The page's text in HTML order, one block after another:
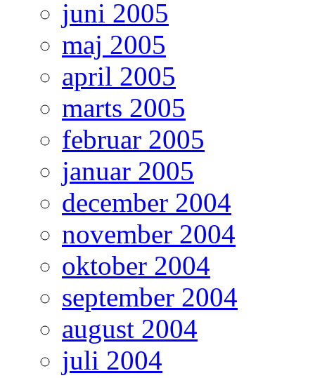
juni 2005
maj 2005
april 2005
marts 2005
februar 2005
januar 2005
december 2004
november 2004
oktober 2004
september 2004
august 2004
juli 2004